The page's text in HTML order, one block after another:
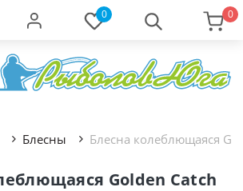
0 0
Блесны Блесна колеблющаяся
Golden Catch